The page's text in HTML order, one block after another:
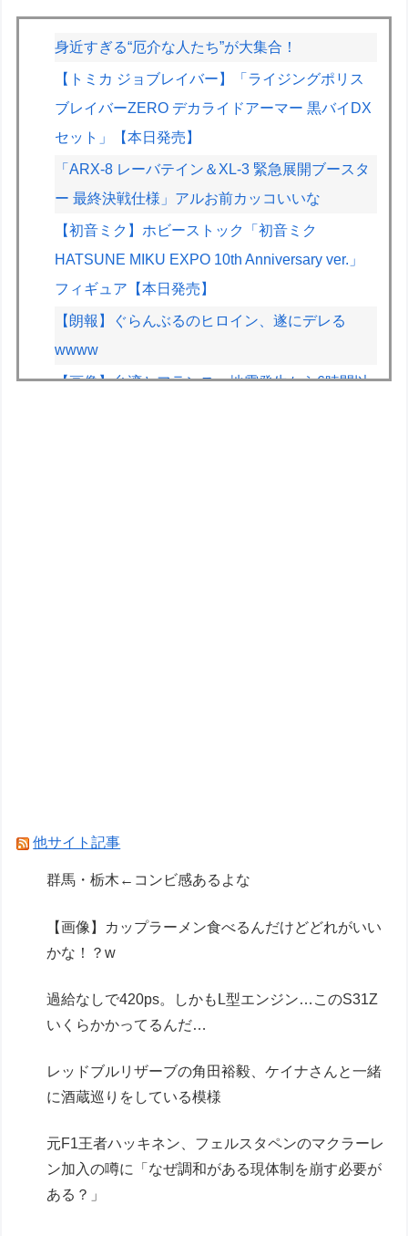
身近すぎる“厄介な人たち”が大集合！
【トミカ ジョブレイバー】「ライジングポリス
ブレイバーZERO デカライドアーマー 黒バイDX
セット」【本日発売】
「ARX-8 レーバテイン＆XL-3 緊急展開ブースタ
ー 最終決戦仕様」アルお前カッコいいな
【初音ミク】ホビーストック「初音ミク
HATSUNE MIKU EXPO 10th Anniversary ver.」
フィギュア【本日発売】
【朗報】ぐらんぶるのヒロイン、遂にデレる
wwww
【画像】台湾とフランス、地震発生から6時間以
なっっっっ
Powered by livedoor 相互RSS
他サイト記事
群馬・栃木←コンビ感あるよな
【画像】カップラーメン食べるんだけどどれがいい
かな！？w
過給なしで420ps。しかもL型エンジン…このS31Z
いくらかかってるんだ…
レッドブルリザーブの角田裕毅、ケイナさんと一緒
に酒蔵巡りをしている模様
元F1王者ハッキネン、フェルスタペンのマクラーレ
ン加入の噂に「なぜ調和がある現体制を崩す必要が
ある？」